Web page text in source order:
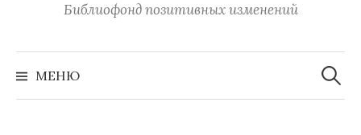
Библиофонд позитивных изменений
МЕНЮ
Найти: